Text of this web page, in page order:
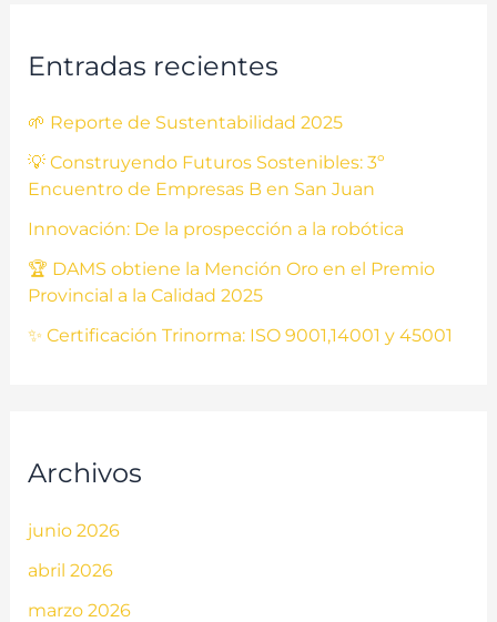
Entradas recientes
🌱 Reporte de Sustentabilidad 2025
💡 Construyendo Futuros Sostenibles: 3º
Encuentro de Empresas B en San Juan
Innovación: De la prospección a la robótica
🏆 DAMS obtiene la Mención Oro en el Premio
Provincial a la Calidad 2025
✨ Certificación Trinorma: ISO 9001,14001 y 45001
Archivos
junio 2026
abril 2026
marzo 2026